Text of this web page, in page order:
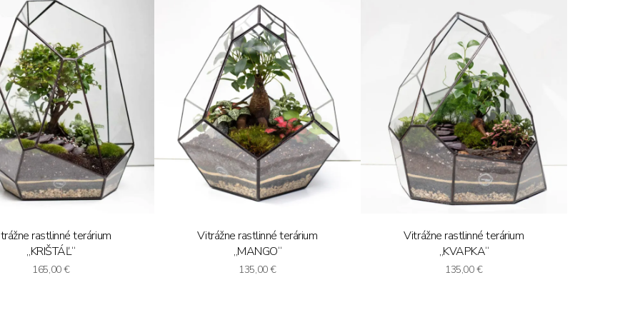
rastlinné terárium
„KRIŠTÁĽ“
165,00€
Vitrážne rastlinné terárium
„MANGO“
135,00€
Vitrážne rastlinné terárium
„KVAPKA“
135,00€